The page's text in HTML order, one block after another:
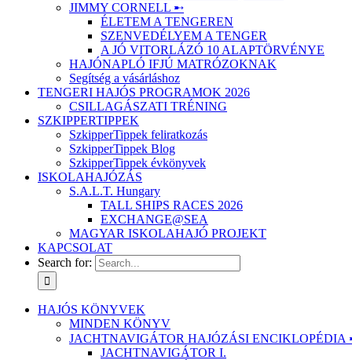
JIMMY CORNELL ➸
ÉLETEM A TENGEREN
SZENVEDÉLYEM A TENGER
A JÓ VITORLÁZÓ 10 ALAPTÖRVÉNYE
HAJÓNAPLÓ IFJÚ MATRÓZOKNAK
Segítség a vásárláshoz
TENGERI HAJÓS PROGRAMOK 2026
CSILLAGÁSZATI TRÉNING
SZKIPPERTIPPEK
SzkipperTippek feliratkozás
SzkipperTippek Blog
SzkipperTippek évkönyvek
ISKOLAHAJÓZÁS
S.A.L.T. Hungary
TALL SHIPS RACES 2026
EXCHANGE@SEA
MAGYAR ISKOLAHAJÓ PROJEKT
KAPCSOLAT
Search for:
HAJÓS KÖNYVEK
MINDEN KÖNYV
JACHTNAVIGÁTOR HAJÓZÁSI ENCIKLOPÉDIA
JACHTNAVIGÁTOR I.